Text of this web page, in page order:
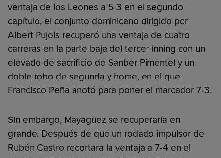
ventaja de los Leones a 5-3 en el segundo
capítulo, el conjunto dominicano dirigido por
Albert Pujols recuperó una ventaja de cuatro
carreras en la parte baja del tercer inning con un
elevado de sacrificio de Sanber Pimentel y un
doble robo de segunda y home, en el que
Francisco Peña anotó para poner el marcador 7-3.
Sin embargo, Mayagüez se recuperaría en
grande. Después de que un rodado impulsor de
Rubén Castro recortara la ventaja a 7-4 en el